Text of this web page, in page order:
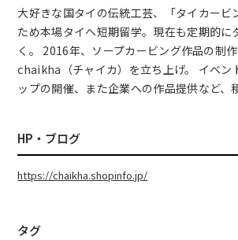
大好きな国タイの伝統工芸、「タイカービ
ため本場タイへ短期留学。現在も定期的に
く。 2016年、ソープカービング作品の制
chaikha（チャイカ）を立ち上げ。 イベン
ップの開催、また企業への作品提供など、
HP・ブログ
https://chaikha.shopinfo.jp/
タグ